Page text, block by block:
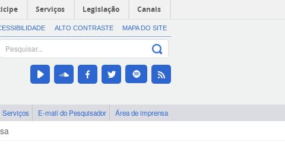
Serviços Legislação Canais
ALTO CONTRASTE MAPA DO SITE
Serviços E-mail do Pesquisador Área de imprensa